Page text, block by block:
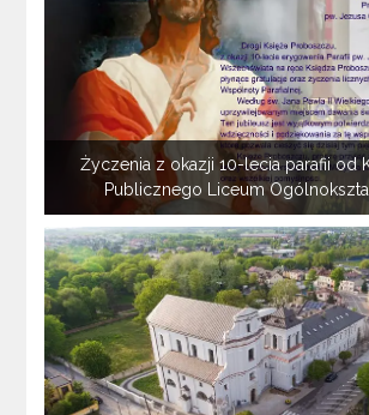
Życzenia z okazji 10-lecia parafii od
Publicznego Liceum